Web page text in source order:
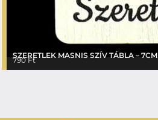
SZERETLEK MASNIS SZÍV TÁBLA – 7CM
790Ft